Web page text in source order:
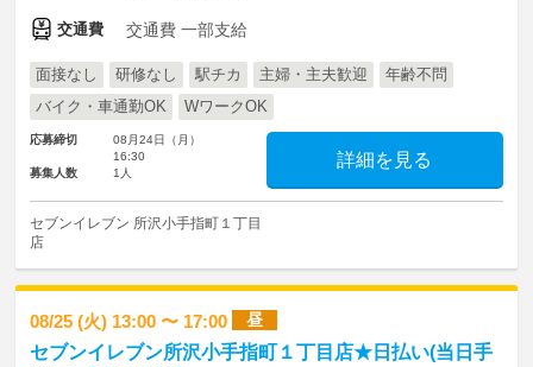
交通費 交通費 一部支給
面接なし 研修なし 駅チカ 主婦・主夫歓迎
年齢不問
バイク・車通勤OK
WワークOK
応募締切
08月24日（月）
16:30
募集人数
1人
詳細を見る
セブンイレブン 所沢小手指町１丁目
店
08/25 (火) 13:00 〜 17:00 昼
セブンイレブン所沢小手指町１丁目店★日払い(当日手